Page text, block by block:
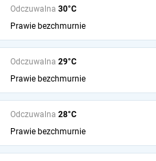
Odczuwalna 30°C
Prawie bezchmurnie
Odczuwalna 29°C
Prawie bezchmurnie
Odczuwalna 28°C
Prawie bezchmurnie